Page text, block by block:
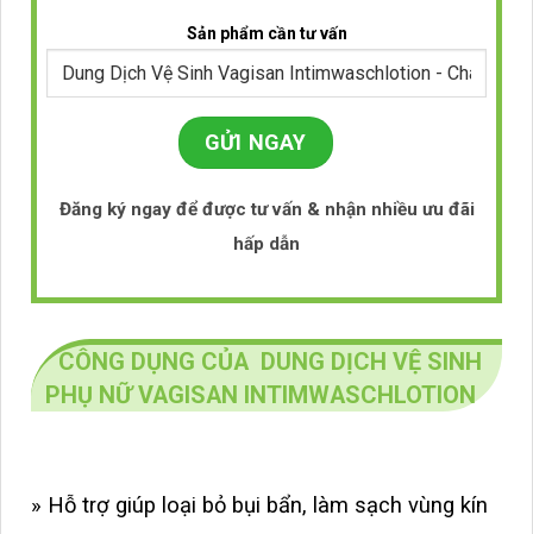
Sản phẩm cần tư vấn
Đăng ký ngay để được tư vấn & nhận nhiều ưu đãi
hấp dẫn
CÔNG DỤNG CỦA DUNG DỊCH VỆ SINH
PHỤ NỮ VAGISAN INTIMWASCHLOTION
» Hỗ trợ giúp loại bỏ bụi bẩn, làm sạch vùng kín